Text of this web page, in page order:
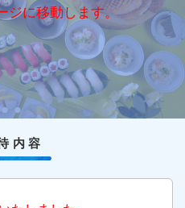
ジに移動します。
内容